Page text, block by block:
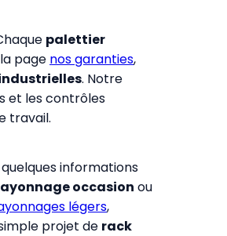
palettier
page nos garanties,
. Notre
et les contrôles
travail.
quelques informations
occasion ou
légers,
projet de rack